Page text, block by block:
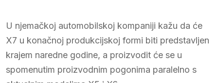
U njemačkoj automobilskoj kompaniji kažu da će
X7 u konačnoj produkcijskoj formi biti predstavljen
krajem naredne godine, a proizvodit će se u
spomenutim proizvodnim pogonima paralelno s